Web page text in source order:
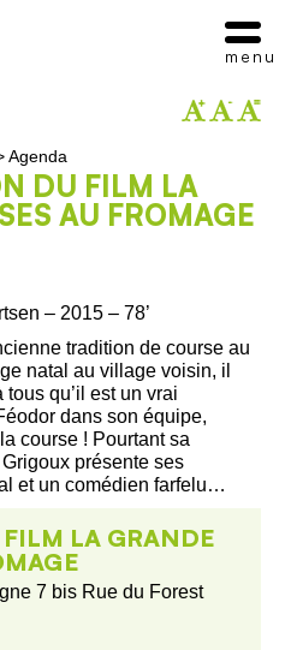
Agenda
DU FILM LA
AU FROMAGE
– 2015 – 78’
tradition de course au
natal au village voisin, il
qu’il est un vrai
dans son équipe,
course ! Pourtant sa
présente ses
et un comédien farfelu…
LA GRANDE
7 bis Rue du Forest
menu